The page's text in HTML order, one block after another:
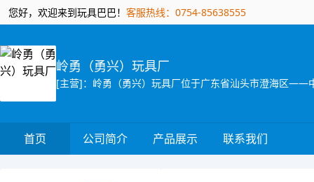
您好，欢迎来到玩具巴巴！ 客服热线：0754-85638555
岭勇（勇兴）玩具厂
首页 公司简介 产品展示 联系我们